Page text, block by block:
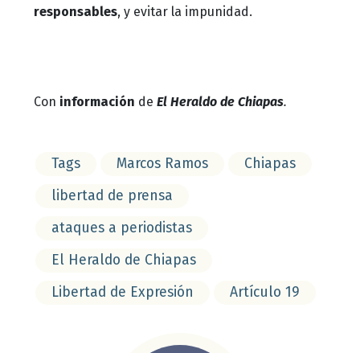
responsables, y evitar la impunidad.
Con información de El Heraldo de Chiapas.
Tags Marcos Ramos
Chiapas
libertad de prensa
ataques a periodistas
El Heraldo de Chiapas
Libertad de Expresión
Artículo 19